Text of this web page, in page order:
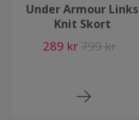
Under Armour Links
Knit Skort
289 kr799 kr